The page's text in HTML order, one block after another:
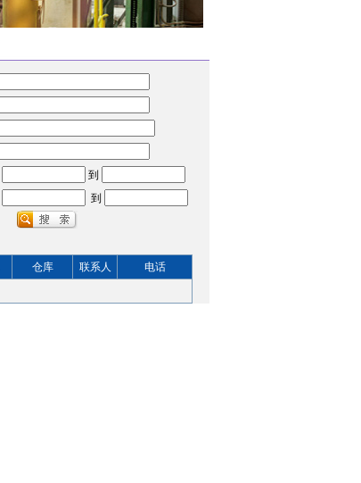
到
到
仓库 联系人
电话